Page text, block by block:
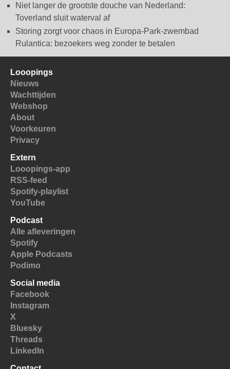
Niet langer de grootste douche van Nederland:
Toverland sluit waterval af
Storing zorgt voor chaos in Europa-Park-zwembad
Rulantica: bezoekers weg zonder te betalen
Looopings
Nieuws
Wachttijden
Webshop
About
Voorkeuren
Privacy
Extern
Looopings-app
RSS-feed
Spotify-playlist
YouTube
Podcast
Alle afleveringen
Spotify
Apple Podcasts
Podimo
Social media
Facebook
Instagram
X
Bluesky
Threads
LinkedIn